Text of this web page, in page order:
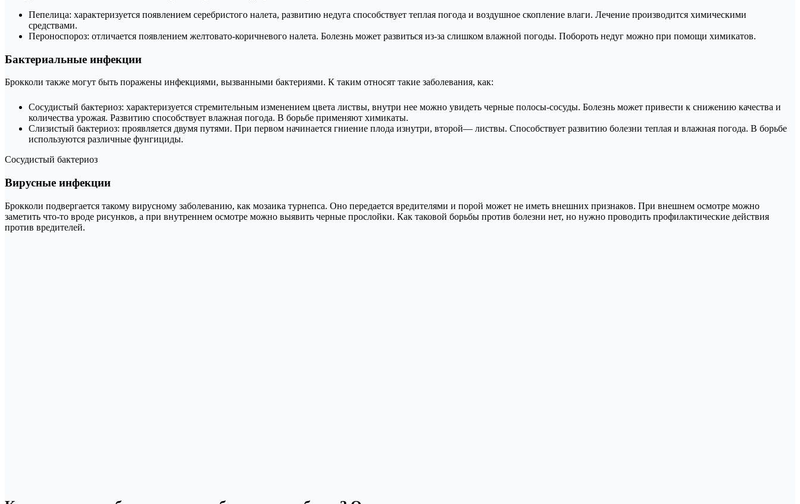
Пепелица: характеризуется появлением серебристого налета, развитию недуга способствует теплая погода и воздушное скопление влаги. Лечение производится химическими
средствами.
Пероноспороз: отличается появлением желтовато-коричневого налета. Болезнь может развиться из-за слишком влажной погоды. Побороть недуг можно при помощи химикатов.
Бактериальные инфекции
Брокколи также могут быть поражены инфекциями, вызванными бактериями. К таким относят такие заболевания, как:
Сосудистый бактериоз: характеризуется стремительным изменением цвета листвы, внутри нее можно увидеть черные полосы-сосуды. Болезнь может привести к снижению качества и
количества урожая. Развитию способствует влажная погода. В борьбе применяют химикаты.
Слизистый бактериоз: проявляется двумя путями. При первом начинается гниение плода изнутри, второй— листвы. Способствует развитию болезни теплая и влажная погода. В борьбе
используются различные фунгициды.
Сосудистый бактериоз
Вирусные инфекции
Брокколи подвергается такому вирусному заболеванию, как мозаика турнепса. Оно передается вредителями и порой может не иметь внешних признаков. При внешнем осмотре можно
заметить что-то вроде рисунков, а при внутреннем осмотре можно выявить черные прослойки. Как таковой борьбы против болезни нет, но нужно проводить профилактические действия
против вредителей.